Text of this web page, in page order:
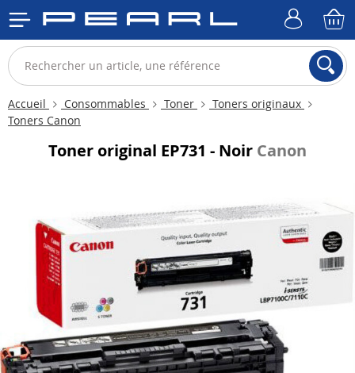
Accueil Consommables Toner
Toners originaux
Toners Canon
Toner original EP731 - Noir Canon